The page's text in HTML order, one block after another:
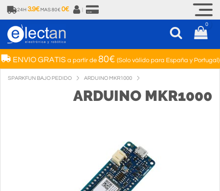
24H 3.9€ MAS 80€ 0€
0
ENVIO GRATISa partir de 80€ (Solo válido para España y Portugal)
SPARKFUN BAJO PEDIDO ARDUINO MKR1000
ARDUINO MKR1000